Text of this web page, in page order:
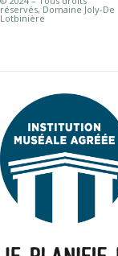
réservés, Domaine Joly-De
Lotbinière